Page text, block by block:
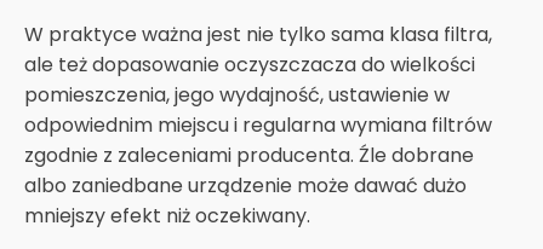
W praktyce ważna jest nie tylko sama klasa filtra,
ale też dopasowanie oczyszczacza do wielkości
pomieszczenia, jego wydajność, ustawienie w
odpowiednim miejscu i regularna wymiana filtrów
zgodnie z zaleceniami producenta. Źle dobrane
albo zaniedbane urządzenie może dawać dużo
mniejszy efekt niż oczekiwany.